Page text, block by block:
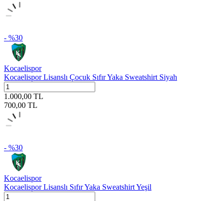
- %30
Kocaelispor
Kocaelispor Lisanslı Çocuk Sıfır Yaka Sweatshirt Siyah
1.000,00 TL
700,00 TL
- %30
Kocaelispor
Kocaelispor Lisanslı Sıfır Yaka Sweatshirt Yeşil